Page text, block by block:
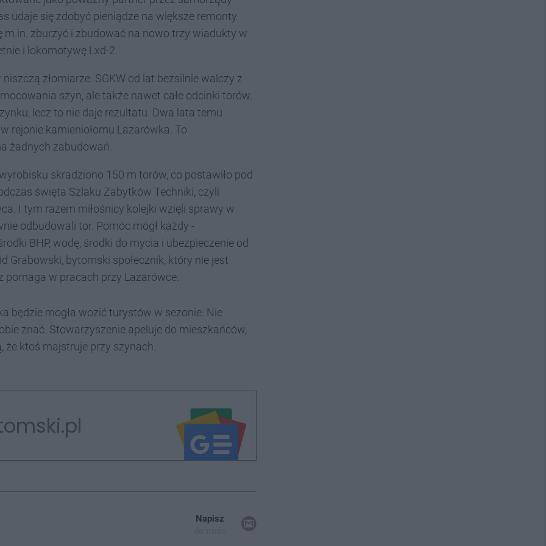
udaje się zdobyć pieniądze na większe remonty
zburzyć i zbudować na nowo trzy wiadukty w
i lokomotywę Lxd-2.
złomiarze. SGKW od lat bezsilnie walczy z
szyn, ale także nawet całe odcinki torów.
lecz to nie daje rezultatu. Dwa lata temu
rejonie kamieniołomu Lazarówka. To
żadnych zabudowań.
skradziono 150 m torów, co postawiło pod
święta Szlaku Zabytków Techniki, czyli
I tym razem miłośnicy kolejki wzięli sprawy w
odbudowali tor. Pomóc mógł każdy -
BHP, wodę, środki do mycia i ubezpieczenie od
Grabowski, bytomski społecznik, który nie jest
pomaga w pracach przy Lazarówce.
będzie mogła wozić turystów w sezonie. Nie
znać. Stowarzyszenie apeluje do mieszkańców,
że ktoś majstruje przy szynach.
Napisz